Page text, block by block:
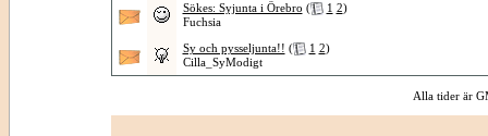
Sökes: Syjunta i Örebro ( 1 2)
Fuchsia
Sy och pysseljunta!! ( 1 2)
Cilla_SyModigt
Alla tider är